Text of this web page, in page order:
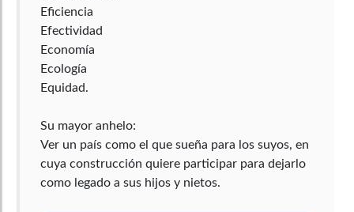
Eficiencia
Efectividad
Economía
Ecología
Equidad.
Su mayor anhelo:
Ver un país como el que sueña para los suyos, en
cuya construcción quiere participar para dejarlo